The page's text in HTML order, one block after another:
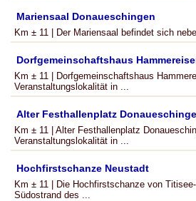
Mariensaal Donaueschingen
Km ± 11 | Der Mariensaal befindet sich
Dorfgemeinschaftshaus
Km ± 11 | Dorfgemeinschaftshaus
Veranstaltungslokalität in ...
Alter Festhallenplatz
Km ± 11 | Alter Festhallenplatz
Veranstaltungslokalität in ...
Hochfirstschanze Neustadt
Km ± 11 | Die Hochfirstschanze von
Südostrand des ...